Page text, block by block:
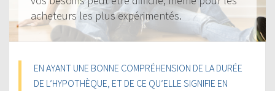
acheteurs les plus expérimentés.
EN AYANT UNE BONNE COMPRÉHENSION DE LA DURÉE
DE L’HYPOTHÈQUE, ET DE CE QU’ELLE SIGNIFIE EN